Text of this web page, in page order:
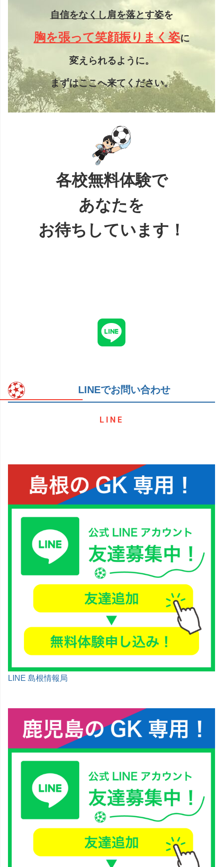
自信をなくし肩を落とす姿を
胸を張って笑顔振りまく姿に
変えられるように。
まずはここへ来てください。
各校無料体験で
あなたを
お待ちしています！
LINEでお問い合わせ
LINE
LINE 島根情報局